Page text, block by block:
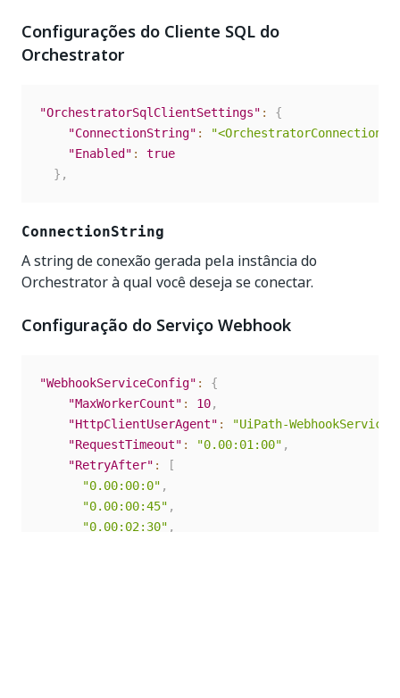
Configurações do Cliente SQL do
Orchestrator
"OrchestratorSqlClientSettings" :
{
"ConnectionString" :
"Enabled" :
true
} ,
ConnectionString
A string de conexão gerada pela instância do
Orchestrator à qual você deseja se conectar.
Configuração do Serviço Webhook
"WebhookServiceConfig" :
{
"MaxWorkerCount" : 10,
"HttpClientUserAgent" :
"UiPath-WebhookService/
"RequestTimeout" : "0.00:01:00" ,
"RetryAfter" :
[
"0.00:00:0" ,
"0.00:00:45" ,
"0.00:02:30" ,